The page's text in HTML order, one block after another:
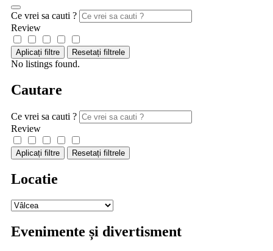
Ce vrei sa cauti ?
Review
Aplicați filtre Resetați filtrele
No listings found.
Cautare
Ce vrei sa cauti ?
Review
Aplicați filtre Resetați filtrele
Locatie
Evenimente și divertisment